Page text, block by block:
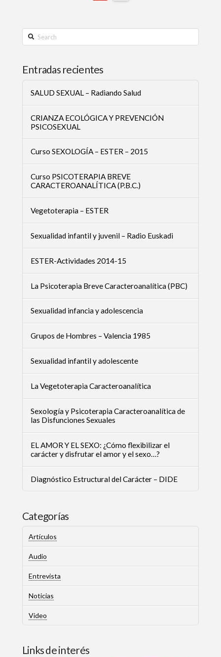
Search
Entradas recientes
SALUD SEXUAL – Radiando Salud
CRIANZA ECOLÓGICA Y PREVENCIÓN
PSICOSEXUAL
Curso SEXOLOGÍA – ESTER – 2015
Curso PSICOTERAPIA BREVE
CARACTEROANALÍTICA (P.B.C.)
Vegetoterapia – ESTER
Sexualidad infantil y juvenil – Radio Euskadi
ESTER-Actividades 2014-15
La Psicoterapia Breve Caracteroanalítica (PBC)
Sexualidad infancia y adolescencia
Grupos de Hombres – Valencia 1985
Sexualidad infantil y adolescente
La Vegetoterapia Caracteroanalítica
Sexología y Psicoterapia Caracteroanalítica de
las Disfunciones Sexuales
EL AMOR Y EL SEXO: ¿Cómo flexibilizar el
carácter y disfrutar el amor y el sexo…?
Diagnóstico Estructural del Carácter – DIDE
Categorías
Artículos
Audio
Entrevista
Noticias
Video
Links de interés